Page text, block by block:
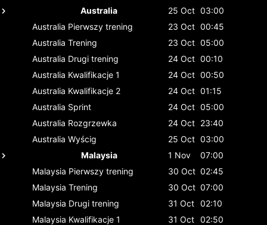
Australia
25 Oct 03:00
Australia Pierwszy trening 23 Oct 00:45
Australia Trening 23 Oct 05:00
Australia Drugi trening 24 Oct 00:10
Australia Kwalifikacje 1 24 Oct 00:50
Australia Kwalifikacje 2 24 Oct 01:15
Australia Sprint 24 Oct 05:00
Australia Rozgrzewka 24 Oct 23:40
Australia Wyścig 25 Oct 03:00
Malaysia
1 Nov
07:00
Malaysia Pierwszy trening 30 Oct 02:45
Malaysia Trening 30 Oct 07:00
Malaysia Drugi trening 31 Oct 02:10
Malaysia Kwalifikacje 1 31 Oct 02:50